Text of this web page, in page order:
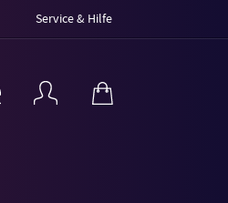
Service & Hilfe